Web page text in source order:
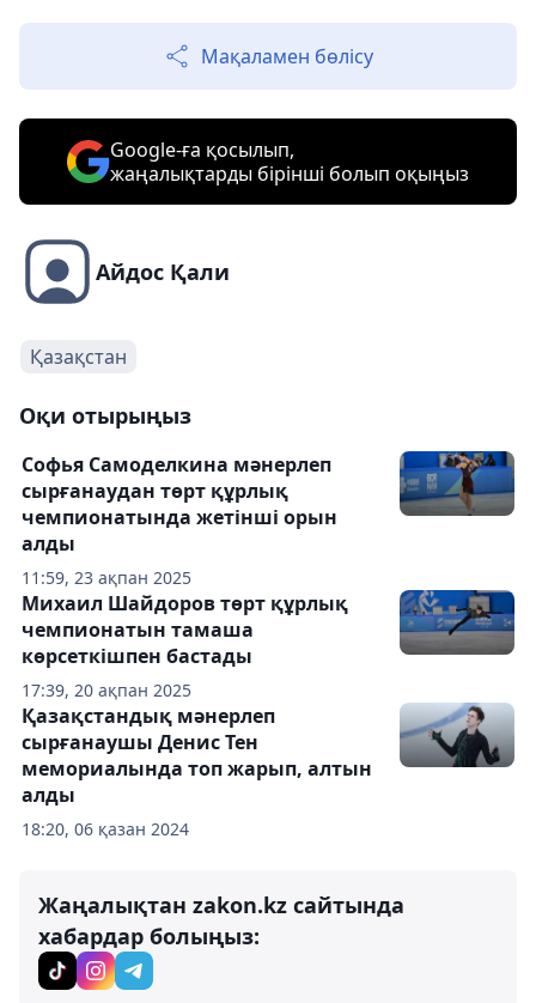
Мақаламен бөлісу
Google-ға қосылып,
жаңалықтарды бірінші болып оқыңыз
Айдос Қали
Қазақстан
Оқи отырыңыз
11:59, 23 ақпан 2025
Софья Самоделкина мәнерлеп
сырғанаудан төрт құрлық
чемпионатында жетінші орын
алды
17:39, 20 ақпан 2025
Михаил Шайдоров төрт құрлық
чемпионатын тамаша
көрсеткішпен бастады
18:20, 06 қазан 2024
Қазақстандық мәнерлеп
сырғанаушы Денис Тен
мемориалында топ жарып, алтын
алды
Жаңалықтан zakon.kz сайтында
хабардар болыңыз: